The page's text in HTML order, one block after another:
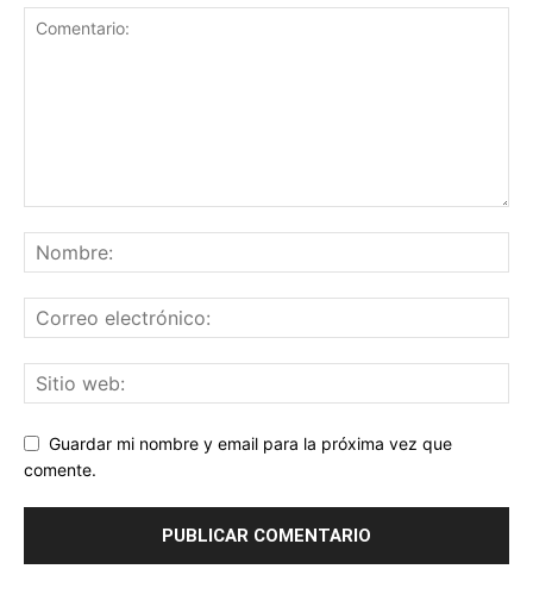
Guardar mi nombre y email para la próxima vez que
comente.